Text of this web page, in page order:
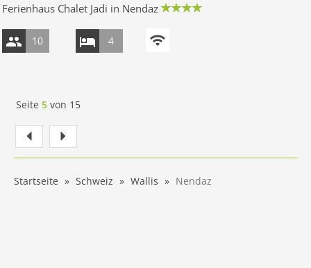
Ferienhaus Chalet Jadi in Nendaz
10 4
Seite 5 von 15
Startseite Schweiz Wallis Nendaz